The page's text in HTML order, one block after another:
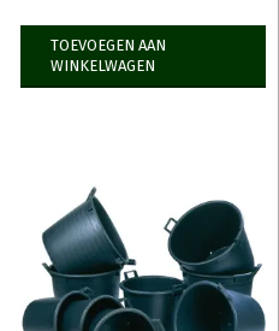
TOEVOEGEN AAN
WINKELWAGEN